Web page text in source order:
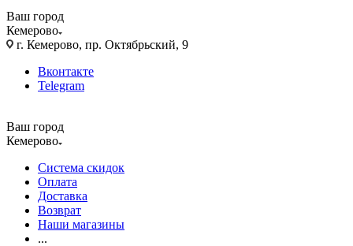
Ваш город
Кемерово
г. Кемерово, пр. Октябрьский, 9
Вконтакте
Telegram
Ваш город
Кемерово
Система скидок
Оплата
Доставка
Возврат
Наши магазины
...